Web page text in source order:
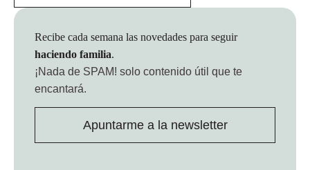
Recibe cada semana las novedades para seguir
haciendo familia.
¡Nada de SPAM! solo contenido útil que te
encantará.
Apuntarme a la newsletter